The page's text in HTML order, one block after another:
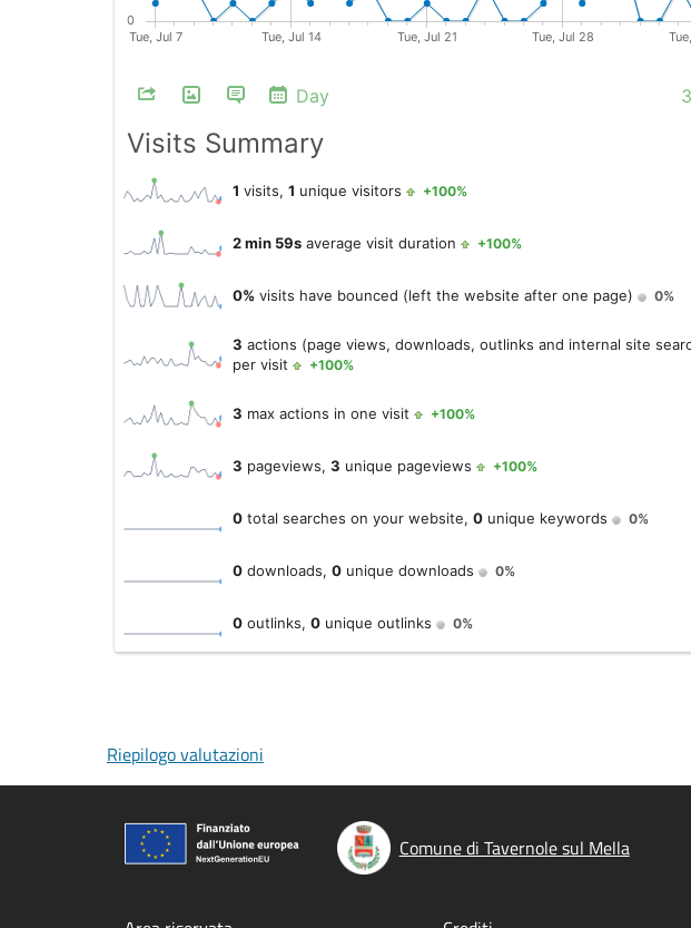
Riepilogo valutazioni
Comune di Tavernole sul Mella